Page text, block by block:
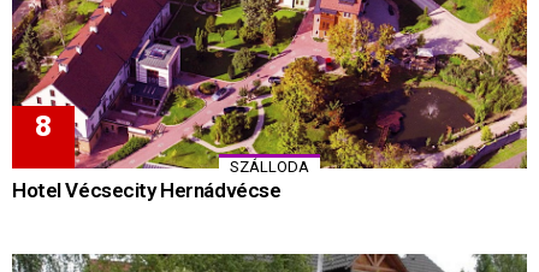
SZÁLLODA
Hotel Vécsecity Hernádvécse